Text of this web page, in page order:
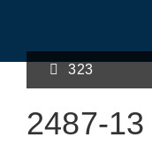
323
2487-13